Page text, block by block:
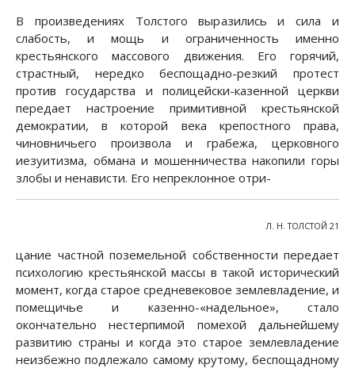
В произведениях Толстого выразились и сила и
слабость, и мощь и ограниченность именно
крестьянского массового движения. Его горячий,
страстный, нередко беспощадно-резкий протест
против государства и полицейски-казенной церкви
передает настроение примитивной крестьянской
демократии, в которой века крепостного права,
чиновничьего произвола и грабежа, церковного
иезуитизма, обмана и мошенничества накопили горы
злобы и ненависти. Его непреклонное отри-
Л. Н. ТОЛСТОЙ 21
цание частной поземельной собственности передает
психологию крестьянской массы в такой исторический
момент, когда старое средневековое землевладение, и
помещичье и казенно-«надельное», стало
окончательно нестерпимой помехой дальнейшему
развитию страны и когда это старое землевладение
неизбежно подлежало самому крутому, беспощадному